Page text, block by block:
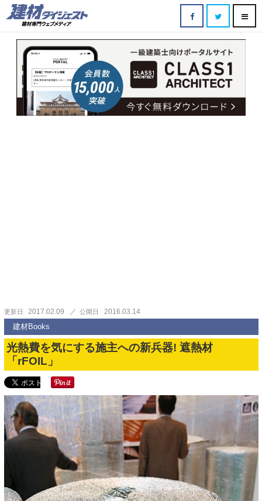
更新日 2017.02.09 公開日 2016.03.14
建材Books
光熱費を気にする施主への新兵器! 遮熱材
「rFOIL」